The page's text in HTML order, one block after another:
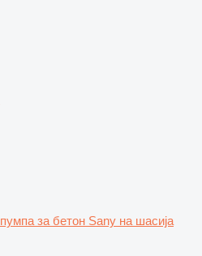
пумпа за бетон Sany на шасија